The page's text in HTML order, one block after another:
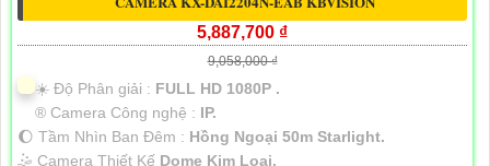
5,887,700 ₫
9,058,000 ₫
☀️ Độ Phân giải : FULL HD 1080P .
®️ Camera Công nghệ : IP.
🌔 Tầm Nhìn Ban Đêm : Hồng Ngoại 50m Starlight.
🤹 Camera Thiết Kế Dome Kim Loại.